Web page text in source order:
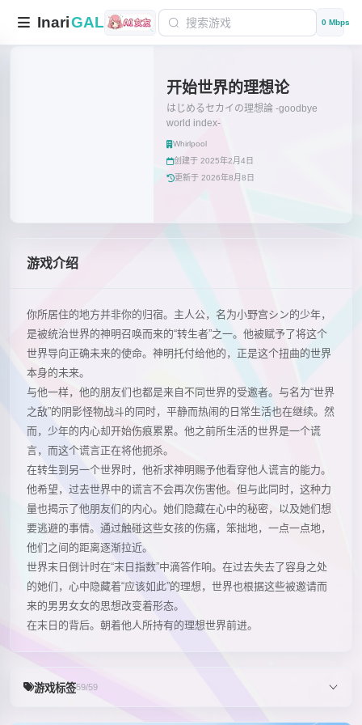
InariGAL 0 Mbps
开始世界的理想论
はじめるセカイの理想論 -goodbye
world index-
Whirlpool
创建于 2025年2月4日
更新于 2026年8月8日
游戏介绍
你所居住的地方并非你的归宿。主人公，名为小野宫シン的少年，
是被统治世界的神明召唤而来的“转生者”之一。他被赋予了将这个
世界导向正确未来的使命。神明托付给他的，正是这个扭曲的世界
本身的未来。
与他一样，他的朋友们也都是来自不同世界的受邀者。与名为“世界
之敌”的阴影怪物战斗的同时，平静而热闹的日常生活也在继续。然
而，少年的内心却开始伤痕累累。他之前所生活的世界是一个谎
言，而这个谎言正在将他扼杀。
在转生到另一个世界时，他祈求神明赐予他看穿他人谎言的能力。
他希望，过去世界中的谎言不会再次伤害他。但与此同时，这种力
量也揭示了他朋友们的内心。她们隐藏在心中的秘密，以及她们想
要逃避的事情。通过触碰这些女孩的伤痛，笨拙地，一点一点地，
他们之间的距离逐渐拉近。
世界末日倒计时在“末日指数”中滴答作响。在过去失去了容身之处
的她们，心中隐藏着“应该如此”的理想，世界也根据这些被邀请而
来的男男女女的思想改变着形态。
在末日的背后。朝着他人所持有的理想世界前进。
游戏标签59/59